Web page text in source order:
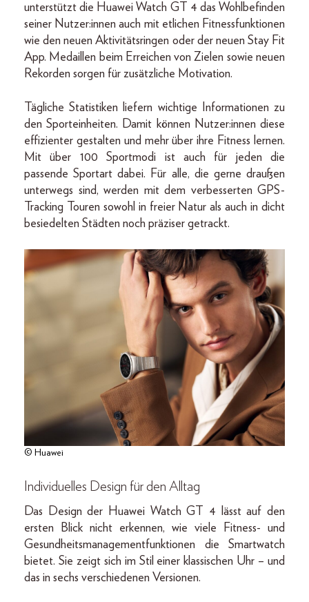
unterstützt die Huawei Watch GT 4 das Wohlbefinden
seiner Nutzer:innen auch mit etlichen Fitnessfunktionen
wie den neuen Aktivitätsringen oder der neuen Stay Fit
App. Medaillen beim Erreichen von Zielen sowie neuen
Rekorden sorgen für zusätzliche Motivation.
Tägliche Statistiken liefern wichtige Informationen zu
den Sporteinheiten. Damit können Nutzer:innen diese
effizienter gestalten und mehr über ihre Fitness lernen.
Mit über 100 Sportmodi ist auch für jeden die
passende Sportart dabei. Für alle, die gerne draußen
unterwegs sind, werden mit dem verbesserten GPS-
Tracking Touren sowohl in freier Natur als auch in dicht
besiedelten Städten noch präziser getrackt.
© Huawei
Individuelles Design für den Alltag
Das Design der Huawei Watch GT 4 lässt auf den
ersten Blick nicht erkennen, wie viele Fitness- und
Gesundheitsmanagementfunktionen die Smartwatch
bietet. Sie zeigt sich im Stil einer klassischen Uhr – und
das in sechs verschiedenen Versionen.